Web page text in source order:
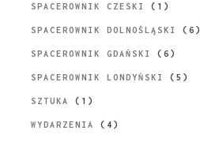
SPACEROWNIK CZESKI (1)
SPACEROWNIK DOLNOŚLĄSKI (6)
SPACEROWNIK GDAŃSKI (6)
SPACEROWNIK LONDYŃSKI (5)
SZTUKA (1)
WYDARZENIA (4)